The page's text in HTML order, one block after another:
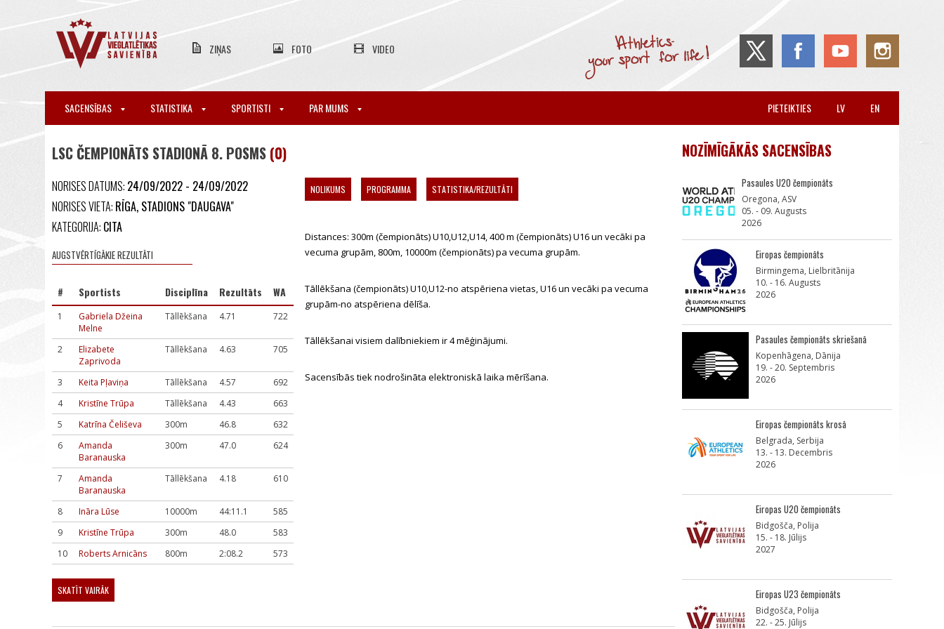
ZIŅAS FOTO VIDEO
SACENSĪBAS STATISTIKA SPORTISTI PAR MUMS EN
LV
PIETEIKTIES
LSC ČEMPIONĀTS STADIONĀ 8. POSMS (0)
NORISES DATUMS: 24/09/2022 - 24/09/2022
NORISES VIETA: RĪGA, STADIONS "DAUGAVA"
KATEGORIJA: CITA
AUGSTVĒRTĪGĀKIE REZULTĀTI
# Sportists Disciplīna Rezultāts WA
1
Gabriela Džeina
Melne
Tāllēkšana 4.71 722
2
Elizabete
Zaprivoda
Tāllēkšana 4.63 705
3 Keita Pļaviņa Tāllēkšana 4.57
692
4
Kristīne Trūpa Tāllēkšana 4.43
663
5
Katrīna Čeliševa 300m 46.8
632
6
Amanda
Baranauska
300m 47.0 624
7
Amanda
Baranauska
Tāllēkšana 4.18 610
8 Ināra Lūse 10000m 44:11.1
585
9
Kristīne Trūpa 300m 48.0
583
10
Roberts Arnicāns 800m 2:08.2 573
SKATĪT VAIRĀK
NOLIKUMS PROGRAMMA STATISTIKA/REZULTĀTI
Distances: 300m (čempionāts) U10,U12,U14, 400 m (čempionāts) U16 un vecāki pa
vecuma grupām, 800m, 10000m (čempionāts) pa vecuma grupām.
Tāllēkšana (čempionāts) U10,U12-no atspēriena vietas, U16 un vecāki pa vecuma
grupām-no atspēriena dēlīša.
Tāllēkšanai visiem dalībniekiem ir 4 mēģinājumi.
Sacensībās tiek nodrošināta elektroniskā laika mērīšana.
NOZĪMĪGĀKĀS SACENSĪBAS
Pasaules U20 čempionāts
Oregona, ASV
05. - 09. Augusts
2026
Eiropas čempionāts
Birmingema, Lielbritānija
10. - 16. Augusts
2026
Pasaules čempionāts skriešanā
Kopenhāgena, Dānija
19. - 20. Septembris
2026
Eiropas čempionāts krosā
Belgrada, Serbija
13. - 13. Decembris
2026
Eiropas U20 čempionāts
Bidgošča, Polija
15. - 18. Jūlijs
2027
Eiropas U23 čempionāts
Bidgošča, Polija
22. - 25. Jūlijs